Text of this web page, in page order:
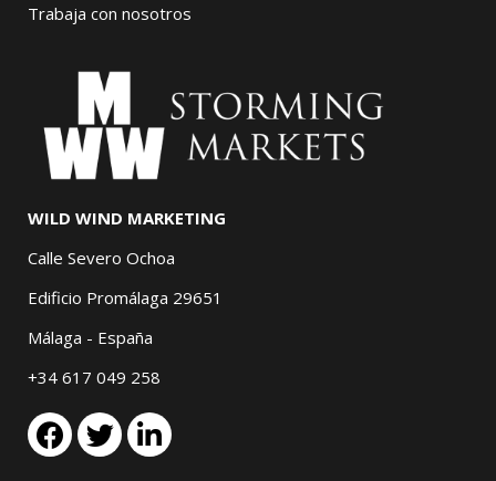
Trabaja con nosotros
WILD WIND MARKETING
Calle Severo Ochoa
Edificio Promálaga 29651
Málaga - España
+34 617 049 258